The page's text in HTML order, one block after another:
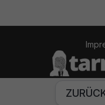
© 2014-